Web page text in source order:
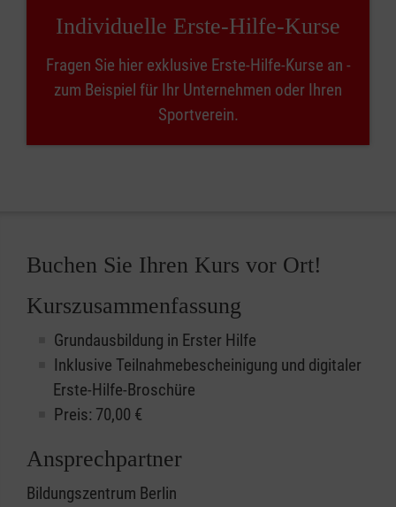
Individuelle Erste-Hilfe-Kurse
Fragen Sie hier exklusive Erste-Hilfe-Kurse an -
zum Beispiel für Ihr Unternehmen oder Ihren
Sportverein.
Buchen Sie Ihren Kurs vor Ort!
Kurszusammenfassung
Grundausbildung in Erster Hilfe
Inklusive Teilnahmebescheinigung und digitaler
Erste-Hilfe-Broschüre
Preis: 70,00 €
Ansprechpartner
Bildungszentrum Berlin